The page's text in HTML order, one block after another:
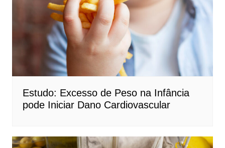
Estudo: Excesso de Peso na Infância
pode Iniciar Dano Cardiovascular